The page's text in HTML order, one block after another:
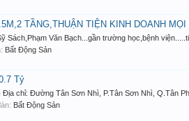
TẦNG,THUẬN TIỆN KINH DOANH
Văn Bạch...gần trường học,bệnh
Bất Động Sản
Tỷ
chỉ: Đường Tân Sơn Nhì, P.Tân Sơn Nhì, Q.Tân
Bất Động Sản